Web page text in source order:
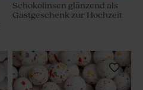
Schokolinsen glänzend als
Gastgeschenk zur Hochzeit